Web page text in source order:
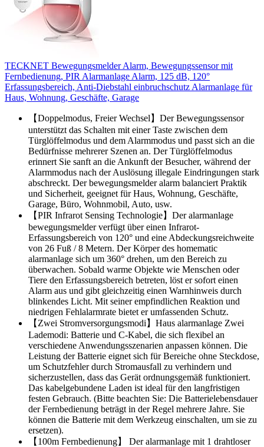
TECKNET Bewegungsmelder Alarm, Bewegungssensor mit
Fernbedienung, PIR Alarmanlage Alarm, 125 dB, 120°
Erfassungsbereich, Anti-Diebstahl einbruchschutz Alarmanlage für
Haus, Wohnung, Geschäfte, Garage
【Doppelmodus, Freier Wechsel】Der Bewegungssensor
unterstützt das Schalten mit einer Taste zwischen dem
Türglöffelmodus und dem Alarmmodus und passt sich an die
Bedürfnisse mehrerer Szenen an. Der Türglöffelmodus
erinnert Sie sanft an die Ankunft der Besucher, während der
Alarmmodus nach der Auslösung illegale Eindringungen stark
abschreckt. Der bewegungsmelder alarm balanciert Praktik
und Sicherheit, geeignet für Haus, Wohnung, Geschäfte,
Garage, Büro, Wohnmobil, Auto, usw.
【PIR Infrarot Sensing Technologie】Der alarmanlage
bewegungsmelder verfügt über einen Infrarot-
Erfassungsbereich von 120° und eine Abdeckungsreichweite
von 26 Fuß / 8 Metern. Der Körper des homematic
alarmanlage sich um 360° drehen, um den Bereich zu
überwachen. Sobald warme Objekte wie Menschen oder
Tiere den Erfassungsbereich betreten, löst er sofort einen
Alarm aus und gibt gleichzeitig einen Warnhinweis durch
blinkendes Licht. Mit seiner empfindlichen Reaktion und
niedrigen Fehlalarmrate bietet er umfassenden Schutz.
【Zwei Stromversorgungsmodi】Haus alarmanlage Zwei
Lademodi: Batterie und C-Kabel, die sich flexibel an
verschiedene Anwendungsszenarien anpassen können. Die
Leistung der Batterie eignet sich für Bereiche ohne Steckdose,
um Schutzfehler durch Stromausfall zu verhindern und
sicherzustellen, dass das Gerät ordnungsgemäß funktioniert.
Das kabelgebundene Laden ist ideal für den langfristigen
festen Gebrauch. (Bitte beachten Sie: Die Batterielebensdauer
der Fernbedienung beträgt in der Regel mehrere Jahre. Sie
können die Batterie mit dem Werkzeug einschalten, um sie zu
ersetzen).
【100m Fernbedienung】 Der alarmanlage mit 1 drahtloser